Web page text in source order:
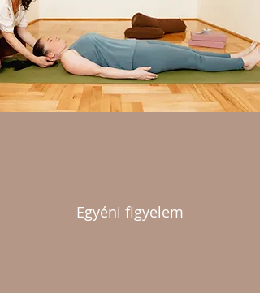
Egyéni figyelem